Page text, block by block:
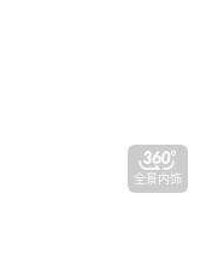
全景内饰